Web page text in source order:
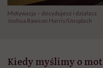
Motywacja – decydujesz i działasz
Joshua Rawson Harris/Unsplash
Kiedy myślimy o